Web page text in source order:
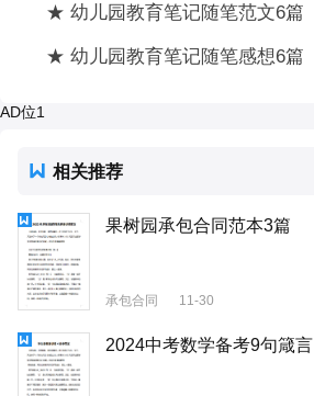
★ 幼儿园教育笔记随笔范文6篇
★ 幼儿园教育笔记随笔感想6篇
AD位1
相关推荐
果树园承包合同范本3篇
承包合同 11-30
2024中考数学备考9句箴言